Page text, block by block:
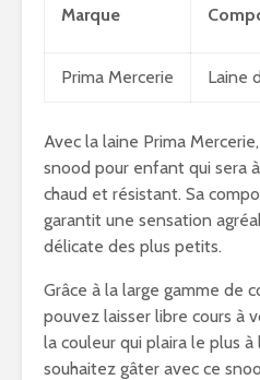
Marque
Prima Mercerie Laine
Avec la laine Prima
snood pour enfant qui sera
chaud et résistant. Sa
garantit une sensation
délicate des plus petits.
Grâce à la large gamme de
pouvez laisser libre cours à
la couleur qui plaira le plus à
souhaitez gâter avec ce